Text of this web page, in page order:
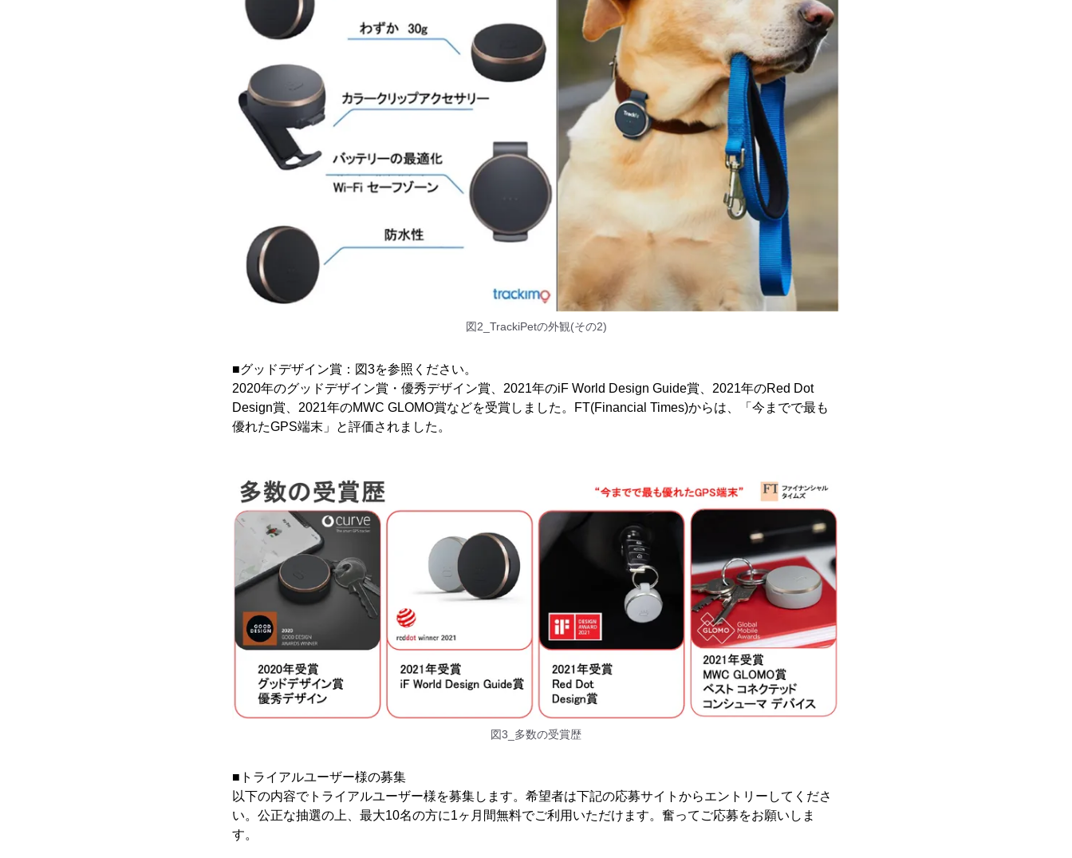
図2_TrackiPetの外観(その2)
■グッドデザイン賞：図3を参照ください。
2020年のグッドデザイン賞・優秀デザイン賞、2021年のiF World Design Guide賞、2021年のRed Dot
Design賞、2021年のMWC GLOMO賞などを受賞しました。FT(Financial Times)からは、「今までで最も
優れたGPS端末」と評価されました。
図3_多数の受賞歴
■トライアルユーザー様の募集
以下の内容でトライアルユーザー様を募集します。希望者は下記の応募サイトからエントリーしてくださ
い。公正な抽選の上、最大10名の方に1ヶ月間無料でご利用いただけます。奮ってご応募をお願いしま
す。